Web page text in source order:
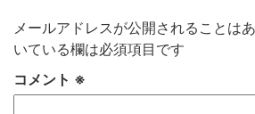
メールアドレスが公開されることはあ
いている欄は必須項目です
コメント ※